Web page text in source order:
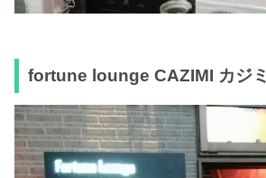
fortune lounge CAZIMI カジミ